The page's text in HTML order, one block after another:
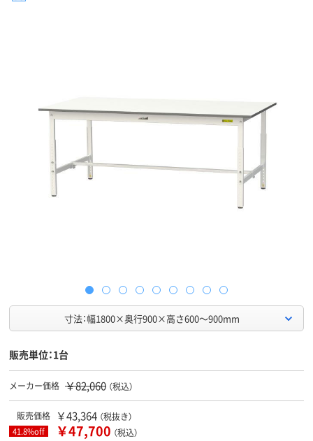
寸法：幅1800×奥行900×高さ600～900mm
販売単位：1台
メーカー価格 ￥82,060 （税込）
販売価格 ￥43,364 （税抜き）
41.8%off ￥47,700 （税込）